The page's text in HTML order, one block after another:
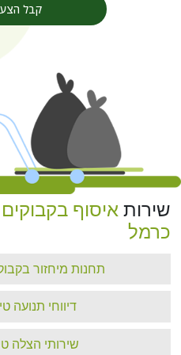
קבל הצעת
איסוף בקבוקים
תחנות מיחזור
דיווחי תנועה
שירותי הצלה